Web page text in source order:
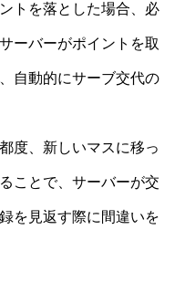
トを落とした場合、必
ーバーがポイントを取
自動的にサーブ交代の
度、新しいマスに移っ
ことで、サーバーが交
を見返す際に間違いを